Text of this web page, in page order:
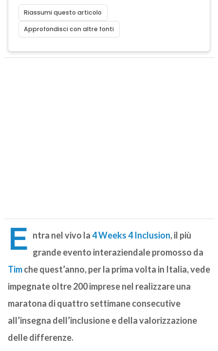
Riassumi questo articolo
Approfondisci con altre fonti
E ntra nel vivo la4 Weeks 4 Inclusion, il più
grande evento interaziendale promosso da
Timche quest’anno, per la prima volta in Italia, vede
impegnate oltre 200 imprese nel realizzare una
maratona di quattro settimane consecutive
all’insegna dell’inclusione e della valorizzazione
delle differenze.